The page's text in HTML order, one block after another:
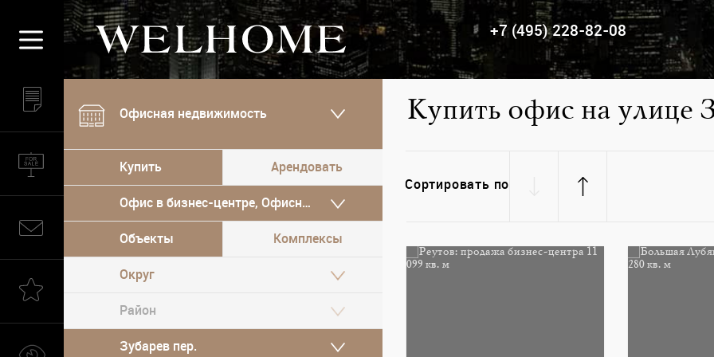
+7 (495) 228-82-08
Офисная недвижимость
Купить Арендовать
Офис в бизнес-центре, Офисный особняк
Объекты Комплексы
Округ
Зубарев пер.
Купить офис на улице
Сортировать по